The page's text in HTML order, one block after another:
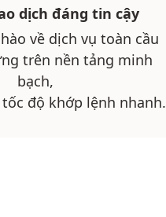
dịch đáng tin cậy
về dịch vụ toàn cầu
trên nền tảng minh
bạch,
độ khớp lệnh nhanh.